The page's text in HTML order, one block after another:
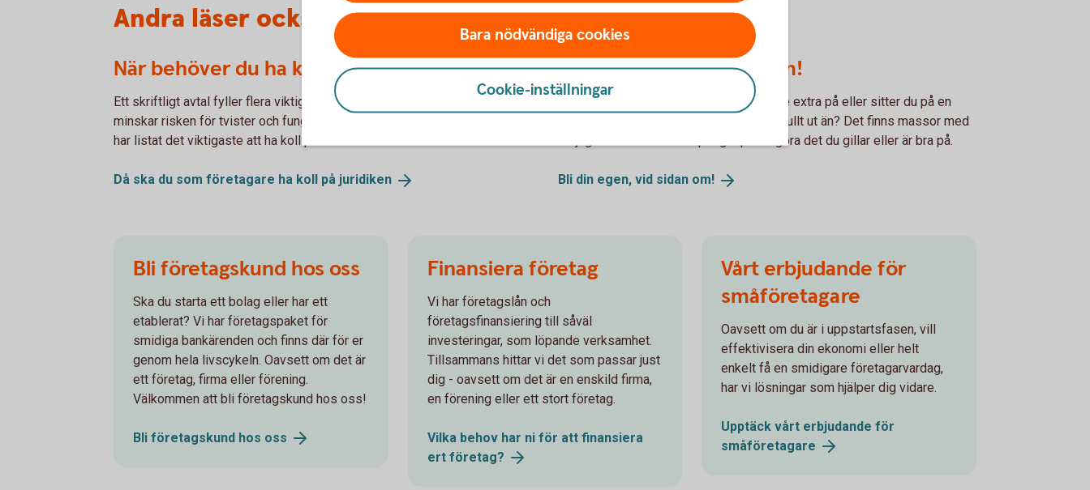
Andra läser också
När behöver du ha koll på juridiken?
Ett skriftligt avtal fyller flera viktiga syften. Det innebär en trygghet,
minskar risken för tvister och fungerar som en manual för samarbetet. Vi
har listat det viktigaste att ha koll på i olika situationer.
Då ska du som företagare ha koll på juridiken
Bli din egen, vid sidan om!
Har du en hobby du skulle kunna tjäna lite extra på eller sitter du på en
affärsidé du inte är beredd att satsa på fullt ut än? Det finns massor med
möjligheter att få in extrapengar på att göra det du gillar eller är bra på.
Bli din egen, vid sidan om!
Bli företagskund hos oss
Ska du starta ett bolag eller har ett
etablerat? Vi har företagspaket för
smidiga bankärenden och finns där för er
genom hela livscykeln. Oavsett om det är
ett företag, firma eller förening.
Välkommen att bli företagskund hos oss!
Bli företagskund hos oss
Finansiera företag
Vi har företagslån och
företagsfinansiering till såväl
investeringar, som löpande verksamhet.
Tillsammans hittar vi det som passar just
dig - oavsett om det är en enskild firma,
en förening eller ett stort företag.
Vilka behov har ni för att finansiera
ert företag?
Vårt erbjudande för
småföretagare
Oavsett om du är i uppstartsfasen, vill
effektivisera din ekonomi eller helt
enkelt få en smidigare företagarvardag,
har vi lösningar som hjälper dig vidare.
Upptäck vårt erbjudande för
småföretagare
Bara nödvändiga cookies
Cookie-inställningar